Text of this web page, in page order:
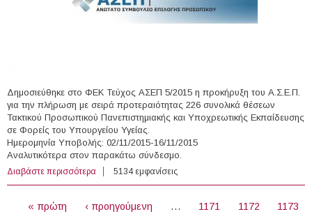
Δημοσιεύθηκε στο ΦΕΚ Τεύχος ΑΣΕΠ 5/2015 η προκήρυξη του Α.Σ.Ε.Π.
για την πλήρωση με σειρά προτεραιότητας 226 συνολικά θέσεων
Τακτικού Προσωπικού Πανεπιστημιακής και Υποχρεωτικής Εκπαίδευσης
σε Φορείς του Υπουργείου Υγείας.
Ημερομηνία Υποβολής: 02/11/2015-16/11/2015
Αναλυτικότερα στον παρακάτω σύνδεσμο.
Διαβάστε περισσότερα για 226 άτομα Τακτικό Προσωπικό Πανεπιστημιακής και
Υποχρεωτικής Εκπαίδευσης σε Φορείς του Υπουργείου
5134 εμφανίσεις
« πρώτη ‹ προηγούμενη … 1171 1172
1173